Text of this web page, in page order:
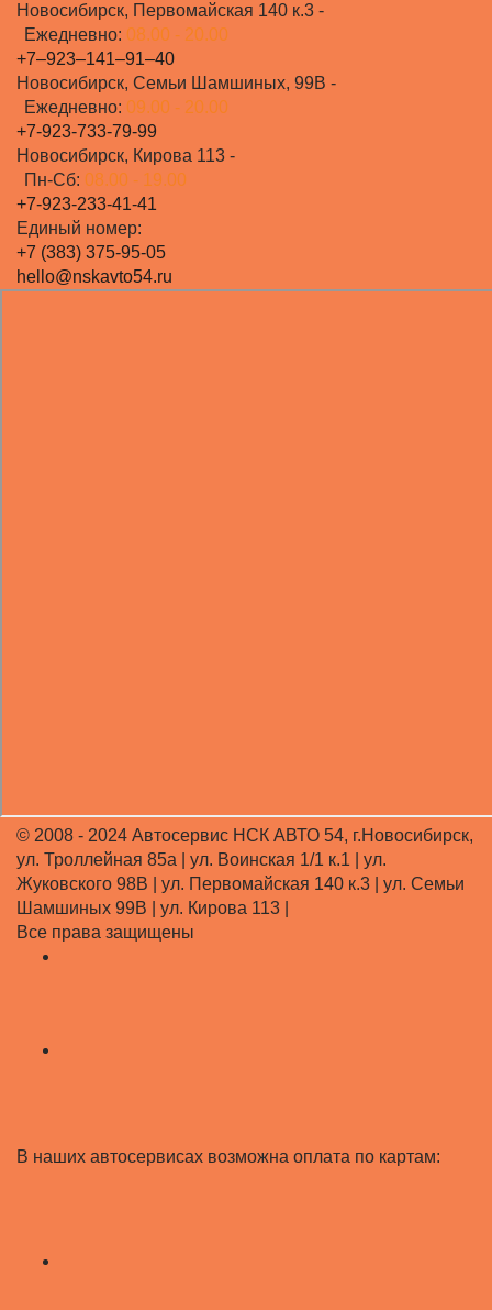
Новосибирск, Первомайская 140 к.3 -
Ежедневно: 08.00 - 20.00
+7‒923‒141‒91‒40
Новосибирск, Семьи Шамшиных, 99В -
Ежедневно: 09.00 - 20.00
+7-923-733-79-99
Новосибирск, Кирова 113 -
Пн-Сб: 08.00 - 19.00
+7-923-233-41-41
Единый номер:
+7 (383) 375-95-05
hello@nskavto54.ru
© 2008 - 2024 Автосервис НСК АВТО 54, г.Новосибирск,
ул. Троллейная 85а | ул. Воинская 1/1 к.1 | ул.
Жуковского 98В | ул. Первомайская 140 к.3 | ул. Семьи
Шамшиных 99В | ул. Кирова 113 |
Все права защищены
В наших автосервисах возможна оплата по картам: